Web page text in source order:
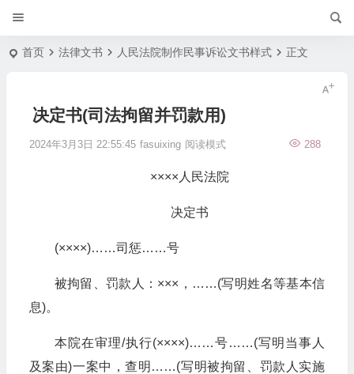
首页 法律文书 人民法院制作民事诉讼文书样式 正文
决定书(司法拘留并罚款用)
2024年3月3日 22:55:45 fasuixing 288
阅读模式
××××人民法院
决定书
(××××)……司惩……号
被拘留、罚款人：×××，……(写明姓名等基本信
息)。
本院在审理/执行(××××)……号……(写明当事人
及案由)一案中，查明……(写明被拘留、罚款人实施